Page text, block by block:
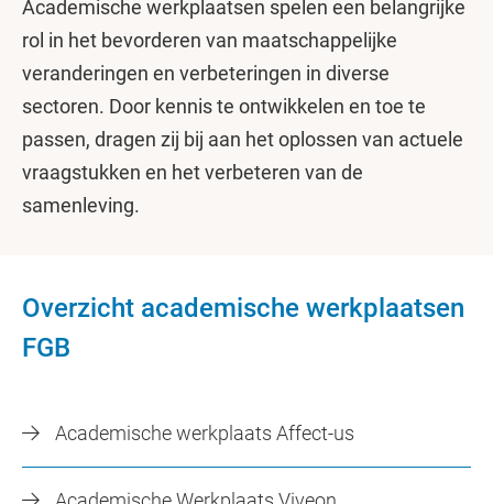
Academische werkplaatsen spelen een belangrijke
rol in het bevorderen van maatschappelijke
veranderingen en verbeteringen in diverse
sectoren. Door kennis te ontwikkelen en toe te
passen, dragen zij bij aan het oplossen van actuele
vraagstukken en het verbeteren van de
samenleving.
Overzicht academische werkplaatsen
FGB
Academische werkplaats Affect-us